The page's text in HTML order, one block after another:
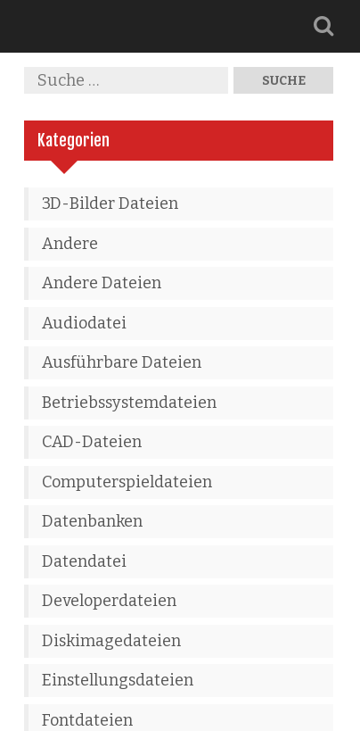
Kategorien
3D-Bilder Dateien
Andere
Andere Dateien
Audiodatei
Ausführbare Dateien
Betriebssystemdateien
CAD-Dateien
Computerspieldateien
Datenbanken
Datendatei
Developerdateien
Diskimagedateien
Einstellungsdateien
Fontdateien